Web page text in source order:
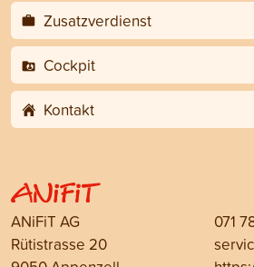
Zusatzverdienst
Cockpit
Kontakt
ANiFiT AG
Rütistrasse 20
071